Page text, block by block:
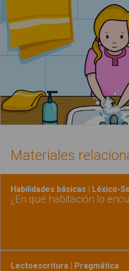
Materiales
Habilidades básicas | Léxico-
¿En qué habitación lo
Lectoescritura | Pragmática